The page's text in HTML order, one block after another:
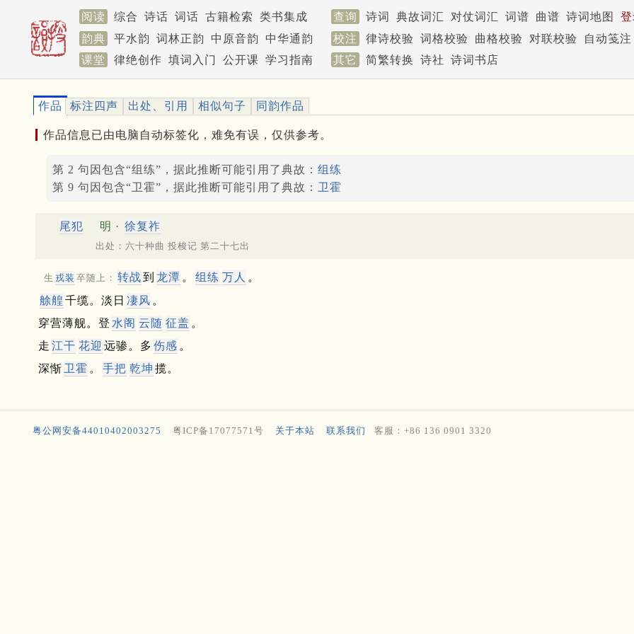
阅读 综合 诗话 词话 古籍检索 类书集成 查询 诗词 典故词汇 对仗词汇 词谱 曲谱 诗词地图
韵典
平水韵 词林正韵 中原音韵 中华通韵 校注 律诗校验 词格校验 曲格校验 对联校验
自动笺注
课堂
律绝创作 填词入门 公开课 学习指南 其它 简繁转换 诗社 诗词书店
作品 标注四声 出处、引用 相似句子 同韵作品
作品信息已由电脑自动标签化，难免有误，仅供参考。
第 2 句因包含“组练”，据此推断可能引用了典故： 组练
第 9 句因包含“卫霍”，据此推断可能引用了典故： 卫霍
尾犯 明 · 徐复祚
出处：六十种曲 投梭记 第二十七出
生 戎装 卒随上： 转战到 龙潭 。 组练 万人 。
艅艎 千缆。淡日 凄风 。
穿营薄舰。登 水阁 云随 征盖 。
走 江干 花迎 远骖。多 伤感 。
深惭 卫霍 。 手把 乾坤 揽。
粤公网安备44010402003275 粤ICP备17077571号 关于本站 联系我们 客服：+86 136 0901 3320